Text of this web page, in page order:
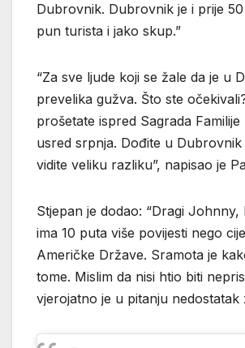
Dubrovnik. Dubrovnik je i prije
pun turista i jako skup.”
“Za sve ljude koji se žale da je u
prevelika gužva. Što ste
prošetate ispred Sagrada
usred srpnja. Dođite u
vidite veliku razliku”, napisao je
Stjepan je dodao: “Dragi
ima 10 puta više povijesti nego
Američke Države. Sramota je
tome. Mislim da nisi htio biti
vjerojatno je u pitanju nedostatak